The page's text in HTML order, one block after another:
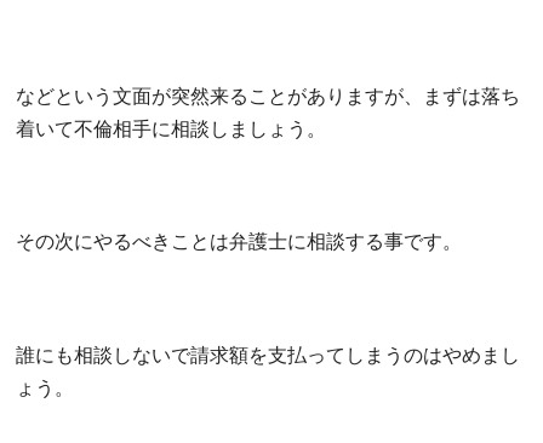
などという文面が突然来ることがありますが、まずは落ち
着いて不倫相手に相談しましょう。
その次にやるべきことは弁護士に相談する事です。
誰にも相談しないで請求額を支払ってしまうのはやめまし
ょう。